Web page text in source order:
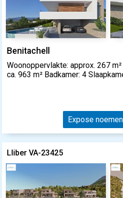
Benitachell
Woonoppervlakte: approx. 267
ca. 963 m² Badkamer: 4
Expose noemen
Lliber VA-23425